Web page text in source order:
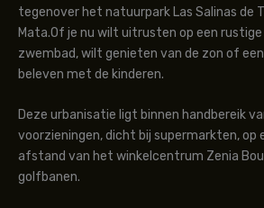
tegenover het natuurpark Las Salinas de
Mata.Of je nu wilt uitrusten op een rustige
zwembad, wilt genieten van de zon of
beleven met de kinderen.
Deze urbanisatie ligt binnen handbereik
voorzieningen, dicht bij supermarkten, op
afstand van het winkelcentrum Zenia
golfbanen.